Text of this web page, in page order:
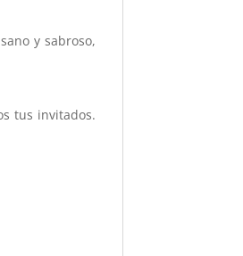
y sabroso,
tus invitados.